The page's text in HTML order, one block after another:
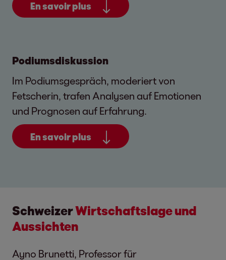
En savoir plus
Podiumsdiskussion
Im Podiumsgespräch, moderiert von
Fetscherin, trafen Analysen auf Emotionen
und Prognosen auf Erfahrung.
En savoir plus
SchweizerWirtschaftslage und
Aussichten
Ayno Brunetti, Professor für